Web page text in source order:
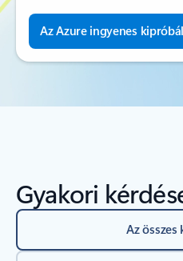
Az Azure ingyenes
Gyakori
Az összes